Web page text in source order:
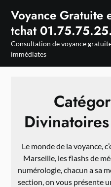
content
Voyance Gratuite
tchat
Consultation de voyance
immédiates
Le monde de la voyance,
Marseille, les flashs de
numérologie, chacun a sa
section, on vous présente